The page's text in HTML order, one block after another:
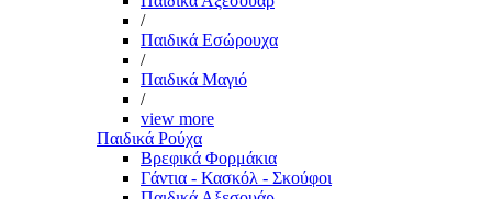
/
Παιδικά Εσώρουχα
/
Παιδικά Μαγιό
/
view more
Παιδικά Ρούχα
Βρεφικά Φορμάκια
Γάντια - Κασκόλ - Σκούφοι